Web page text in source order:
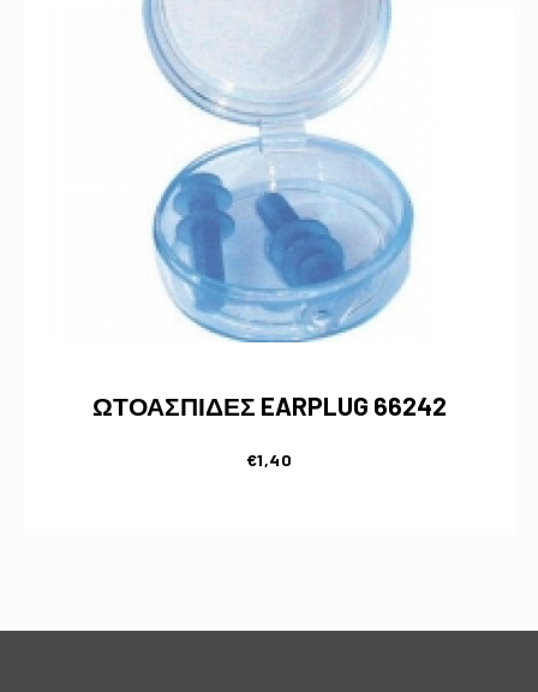
ΩΤΟΑΣΠΙΔΕΣ EARPLUG 66242
€1,40